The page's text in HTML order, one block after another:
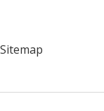
Sitemap